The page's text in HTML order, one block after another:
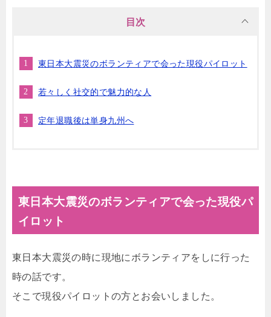
目次
東日本大震災のボランティアで会った現役パイロット
若々しく社交的で魅力的な人
定年退職後は単身九州へ
東日本大震災のボランティアで会った現役パ
イロット
東日本大震災の時に現地にボランティアをしに行った
時の話です。
そこで現役パイロットの方とお会いしました。